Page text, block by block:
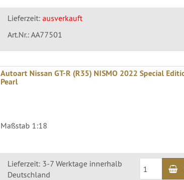
Lieferzeit: ausverkauft
Art.Nr.: AA77501
Autoart Nissan GT-R (R35) NISMO 2022 Special
Pearl
Maßstab 1:18
Lieferzeit: 3-7 Werktage innerhalb
Deutschland